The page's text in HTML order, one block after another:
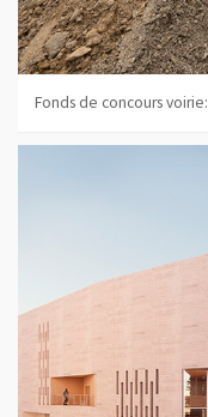
Fonds de concours voirie: